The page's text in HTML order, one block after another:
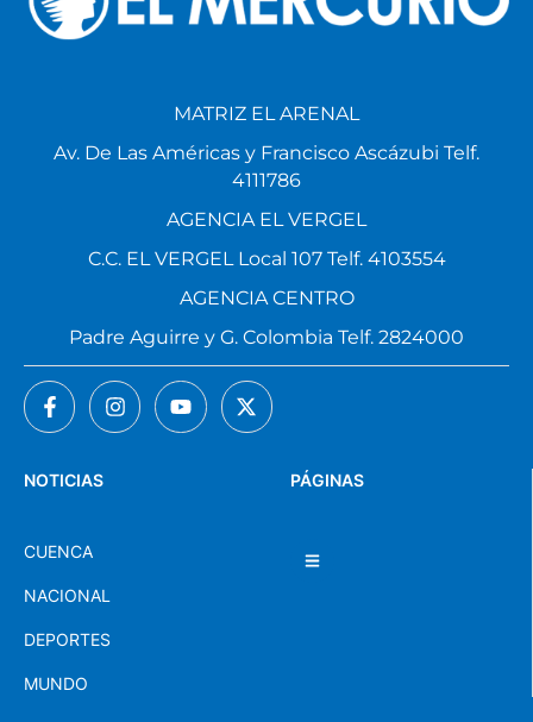
PÁGINAS
NOTICIAS
CUENCA
NACIONAL
DEPORTES
MUNDO
MATRIZ EL ARENAL
Av. De Las Américas y Francisco Ascázubi Telf.
4111786
AGENCIA EL VERGEL
C.C. EL VERGEL Local 107 Telf. 4103554
AGENCIA CENTRO
Padre Aguirre y G. Colombia Telf. 2824000